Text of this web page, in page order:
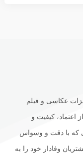
عکاسی و فیلم
اعتماد، کیفیت و
که با دقت و وسواس
وفادار خود را به